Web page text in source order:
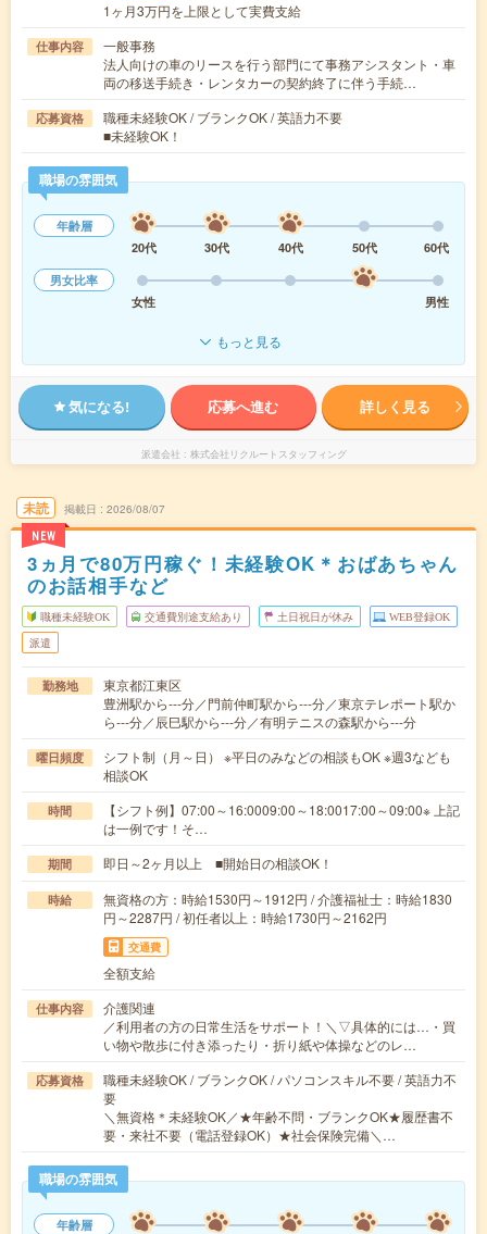
1ヶ月3万円を上限として実費支給
仕事内容
一般事務
法人向けの車のリースを行う部門にて事務アシスタント・車
両の移送手続き・レンタカーの契約終了に伴う手続…
応募資格
職種未経験OK / ブランクOK / 英語力不要
■未経験OK！
職場の雰囲気
年齢層
20代
30代 40代 50代
60代
男女比率
女性
男性
もっと見る
気になる! 応募へ進む 詳しく見る
派遣会社 株式会社リクルートスタッフィング
未読
NEW
掲載日 2026/08/07
3ヵ月で80万円稼ぐ！未経験OK＊おばあちゃん
のお話相手など
職種未経験OK 交通費別途支給あり 土日祝日が休み WEB登録OK
派遣
勤務地
東京都江東区
豊洲駅から---分／門前仲町駅から---分／東京テレポート駅か
ら---分／辰巳駅から---分／有明テニスの森駅から---分
曜日頻度
シフト制（月～日） ※平日のみなどの相談もOK ※週3なども
相談OK
時間
【シフト例】07:00～16:0009:00～18:0017:00～09:00※ 上記
は一例です！そ…
期間 即日～2ヶ月以上 ■開始日の相談OK！
時給
無資格の方：時給1530円～1912円 / 介護福祉士：時給1830
円～2287円 / 初任者以上：時給1730円～2162円
交通費
全額支給
仕事内容
介護関連
／利用者の方の日常生活をサポート！＼▽具体的には…・買
い物や散歩に付き添ったり・折り紙や体操などのレ…
応募資格
職種未経験OK / ブランクOK / パソコンスキル不要 / 英語力不
要
＼無資格＊未経験OK／★年齢不問・ブランクOK★履歴書不
要・来社不要（電話登録OK）★社会保険完備＼…
職場の雰囲気
年齢層